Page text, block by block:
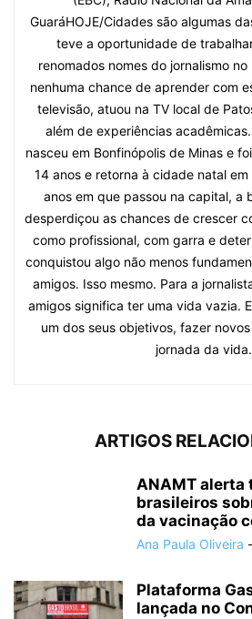
GuaráHOJE/Cidades são algumas
teve a oportunidade de
renomados nomes do jornalismo
nenhuma chance de aprender com
televisão, atuou na TV local de
além de experiências
nasceu em Bonfinópolis de Minas e
14 anos e retorna à cidade natal
anos em que passou na capital, a
desperdiçou as chances de crescer
como profissional, com garra e
conquistou algo não menos
amigos. Isso mesmo. Para a
amigos significa ter uma vida vazia.
um dos seus objetivos, fazer
jornada da vida.
ARTIGOS
ANAMT alerta
brasileiros
da vacinação
Ana Paula Oliveira -
Plataforma
lançada no